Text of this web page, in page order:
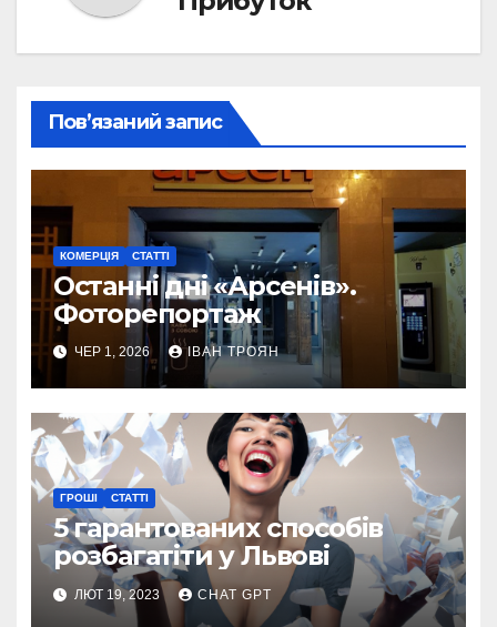
Пов’язаний запис
КОМЕРЦІЯ СТАТТІ
Останні дні «Арсенів».
Фоторепортаж
ЧЕР 1, 2026 ІВАН ТРОЯН
ГРОШІ СТАТТІ
5 гарантованих способів
розбагатіти у Львові
ЛЮТ 19, 2023 CHAT GPT